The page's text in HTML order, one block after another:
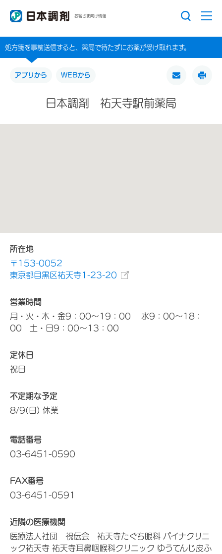
お客さま向け情報
処方箋を事前送信すると、薬局で待たずにお薬が受け取れます。
アプリから WEBから
日本調剤 祐天寺駅前薬局
所在地
〒153-0052
東京都目黒区祐天寺1-23-20
営業時間
月・火・木・金9：00～19：00 水9：00～18：
00 土・日9：00～13：00
定休日
祝日
不定期な予定
8/9(日) 休業
電話番号
03-6451-0590
FAX番号
03-6451-0591
近隣の医療機関
医療法人社団 視伝会 祐天寺たぐち眼科 パイナクリニ
ック祐天寺 祐天寺耳鼻咽喉科クリニック ゆうてんじ皮ふ